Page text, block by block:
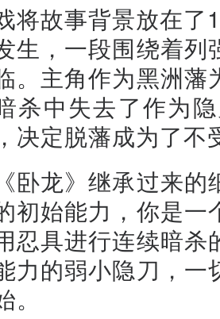
将故事背景放在了
生，一段围绕着
。主角作为黑洲
杀中失去了作为
决定脱藩成为了不
卧龙》继承过来
初始能力，你是
忍具进行连续暗
力的弱小隐刀，